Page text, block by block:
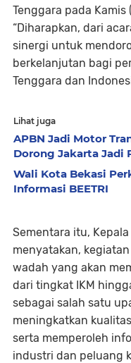
Tenggara pada Kamis
“Diharapkan, dari
sinergi untuk
berkelanjutan bagi
Tenggara dan
Lihat juga
APBN Jadi Motor
Dorong Jakarta Jadi
Wali Kota Bekasi
Informasi BEETRI
Sementara itu,
menyatakan,
wadah yang akan
dari tingkat IKM
sebagai salah satu
meningkatkan
serta memperoleh
industri dan peluang